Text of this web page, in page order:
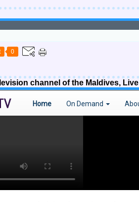
0
channel of the Maldives, Live